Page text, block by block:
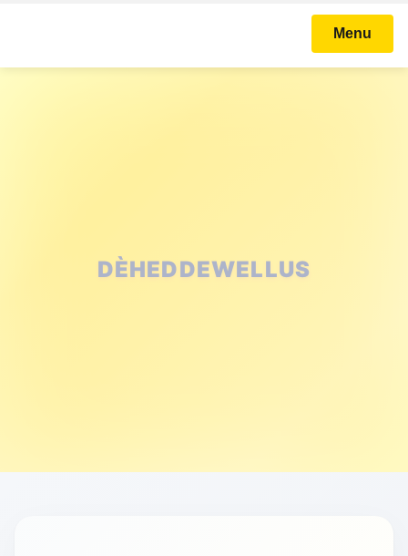
Menu
DÈHEDDEWELLUS